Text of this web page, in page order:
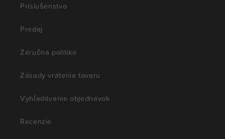
Príslušenstvo
Predaj
Záručná politika
Zásady vrátenia tovaru
Vyhľadávanie objednávok
Recenzie